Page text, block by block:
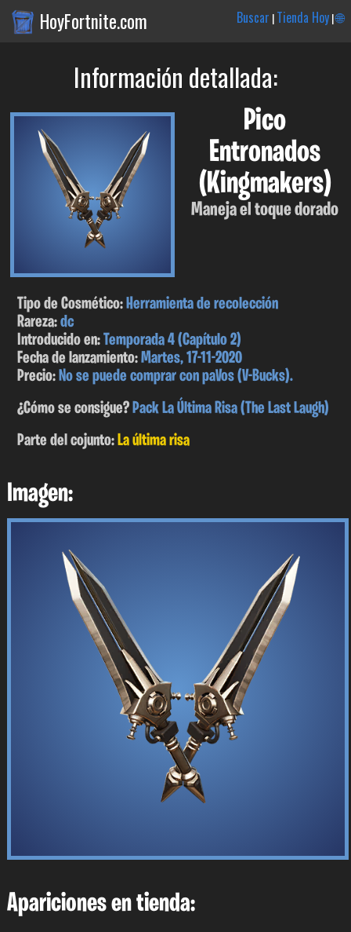
HoyFortnite.com Buscar |Tienda Hoy|🌐
Información detallada:
Pico
Entronados
(Kingmakers)
Maneja el toque dorado
Tipo de Cosmético:Herramienta de recolección
Rareza:dc
Introducido en:Temporada 4 (Capítulo 2)
Fecha de lanzamiento:Martes, 17-11-2020
Precio:No se puede comprar con paVos (V-Bucks).
¿Cómo se consigue?Pack La Última Risa (The Last Laugh)
Parte del cojunto:La última risa
Imagen:
Apariciones en tienda: